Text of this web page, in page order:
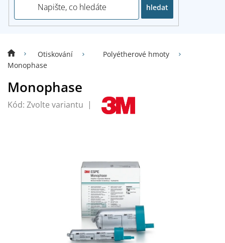
hledat
Otiskování
Polyétherové hmoty
Monophase
Monophase
Kód: Zvolte variantu